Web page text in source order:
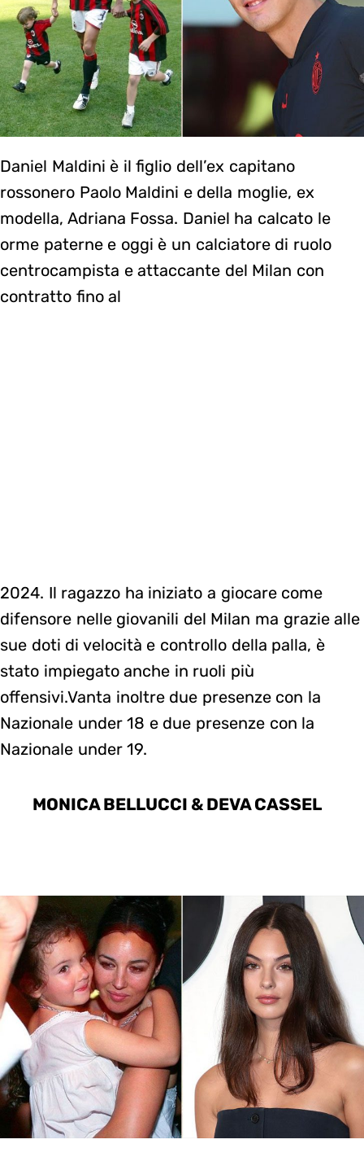
Daniel Maldini è il figlio dell’ex capitano
rossonero Paolo Maldini e della moglie, ex
modella, Adriana Fossa. Daniel ha calcato le
orme paterne e oggi è un calciatore di ruolo
centrocampista e attaccante del Milan con
contratto fino al
2024. Il ragazzo ha iniziato a giocare come
difensore nelle giovanili del Milan ma grazie alle
sue doti di velocità e controllo della palla, è
stato impiegato anche in ruoli più
offensivi.Vanta inoltre due presenze con la
Nazionale under 18 e due presenze con la
Nazionale under 19.
MONICA BELLUCCI & DEVA CASSEL